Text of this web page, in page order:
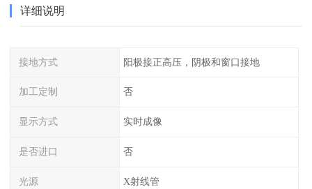
详细说明
接地方式 阳极接正高压，阴极和窗口接地
加工定制 否
显示方式 实时成像
是否进口 否
光源 X射线管